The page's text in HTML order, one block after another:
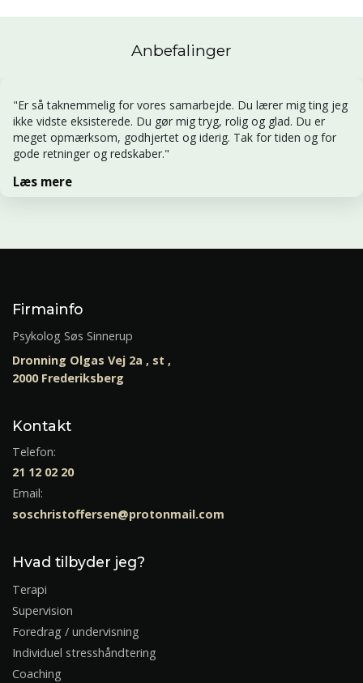
Anbefalinger
"Er så taknemmelig for vores samarbejde. Du lærer mig ting jeg
ikke vidste eksisterede. Du gør mig tryg, rolig og glad. Du er
meget opmærksom, godhjertet og iderig. Tak for tiden og for
gode retninger og redskaber."
Læs mere
Firmainfo
Psykolog Søs Sinnerup
Dronning Olgas Vej 2a , st ,
2000 Frederiksberg
Kontakt
Telefon:
21 12 02 20
Email:
soschristoffersen@protonmail.com
Hvad tilbyder jeg?
Terapi
Supervision
Foredrag / undervisning
Individuel stresshåndtering
Coaching